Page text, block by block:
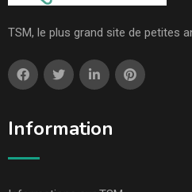
TSM, le plus grand site de petites
Information